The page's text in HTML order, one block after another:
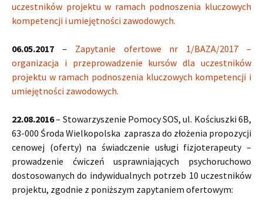
uczestników projektu w ramach podnoszenia kluczowych
kompetencji i umiejętności zawodowych.
06.05.2017 – Zapytanie ofertowe nr 1/BAZA/2017 –
organizacja i przeprowadzenie kursów dla uczestników
projektu w ramach podnoszenia kluczowych kompetencji i
umiejętności zawodowych.
22.08.2016– Stowarzyszenie Pomocy SOS, ul. Kościuszki 6B,
63-000 Środa Wielkopolska zaprasza do złożenia propozycji
cenowej (oferty) na świadczenie usługi fizjoterapeuty –
prowadzenie ćwiczeń usprawniających psychoruchowo
dostosowanych do indywidualnych potrzeb 10 uczestników
projektu, zgodnie z poniższym zapytaniem ofertowym: